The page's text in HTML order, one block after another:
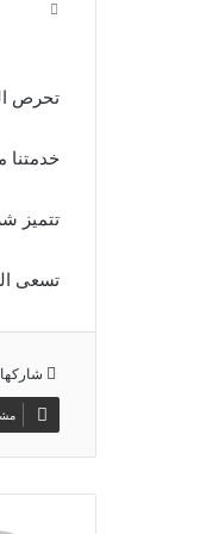
تحرص
خدمتنا متاحة على مدار 24 ساعة
تتميز
تسعى
شاركها